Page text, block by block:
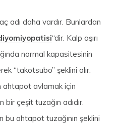
adı daha vardır. Bunlardan
“dir. Kalp aşırı
normal kapasitesinin
“takotsubo” şeklini alır.
ahtapot avlamak için
bir çeşit tuzağın adıdır.
bu ahtapot tuzağının şeklini